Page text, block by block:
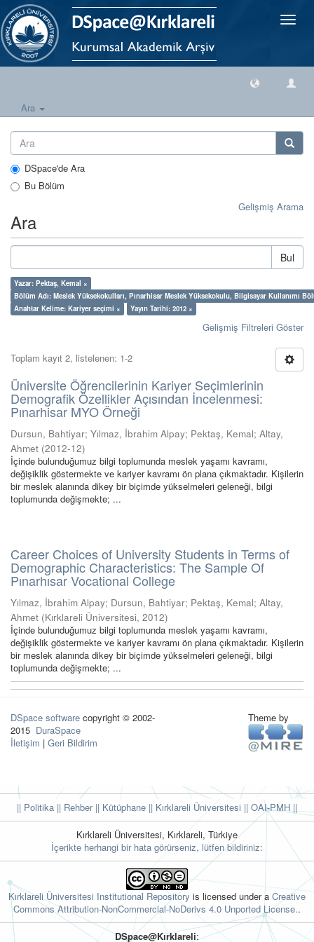
Geçiş
Ara
DSpace'de Ara
Bu Bölüm
Gelişmiş Arama
Ara
Bul
Yazar: Pektaş, Kemal ×
Bölüm Adı: Meslek Yüksekokulları, Pınarhisar Meslek Yüksekokulu, Bilgisayar Kullanımı
Anahtar Kelime: Kariyer seçimi ×
Yayın Tarihi: 2012 ×
Gelişmiş Filtreleri Göster
Toplam kayıt 2, listelenen: 1-2
Üniversite Öğrencilerinin Kariyer Seçimlerinin
Demografik Özellikler Açısından İncelenmesi:
Pınarhisar MYO Örneği
Dursun, Bahtiyar; Yılmaz, İbrahim Alpay; Pektaş, Kemal; Altay,
Ahmet (2012-12)
İçinde bulunduğumuz bilgi toplumunda meslek yaşamı kavramı,
değişiklik göstermekte ve kariyer kavramı ön plana çıkmaktadır. Kişilerin
bir meslek alanında dikey bir biçimde yükselmeleri geleneği, bilgi
toplumunda değişmekte; ...
Career Choices of University Students in Terms of
Demographic Characteristics: The Sample Of
Pınarhısar Vocational College
Yılmaz, İbrahim Alpay; Dursun, Bahtiyar; Pektaş, Kemal; Altay,
Ahmet (Kırklareli Üniversitesi, 2012)
İçinde bulunduğumuz bilgi toplumunda meslek yaşamı kavramı,
değişiklik göstermekte ve kariyer kavramı ön plana çıkmaktadır. Kişilerin
bir meslek alanında dikey bir biçimde yükselmeleri geleneği, bilgi
toplumunda değişmekte; ...
DSpace software copyright © 2002-
2015 DuraSpace
İletişim | Geri Bildirim
Theme by
|| Politika || Rehber|| Kütüphane || Kırklareli Üniversitesi || OAI-PMH ||
Kırklareli Üniversitesi, Kırklareli, Türkiye
İçerikte herhangi bir hata görürseniz, lütfen bildiriniz:
Kırklareli Üniversitesi Institutional Repository is licensed under a Creative
Commons Attribution-NonCommercial-NoDerivs 4.0 Unported License..
DSpace@Kırklareli: